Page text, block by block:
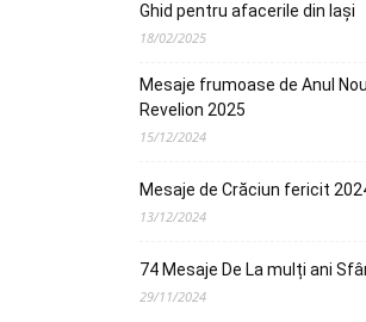
Ghid pentru afacerile din Iași
18/02/2025
Mesaje frumoase de Anul
Revelion 2025
15/12/2024
Mesaje de Crăciun fericit
13/12/2024
74 Mesaje De La mulți ani
29/11/2024